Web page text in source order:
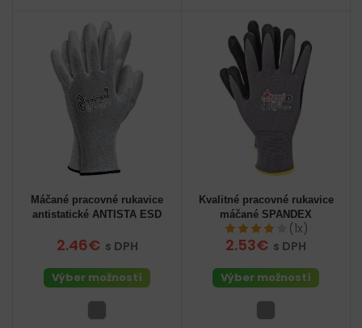
Máčané pracovné rukavice
antistatické ANTISTA ESD
2.46€ s DPH
Výber možností
Kvalitné pracovné rukavice
máčané SPANDEX
(1x)
2.53€ s DPH
Výber možností